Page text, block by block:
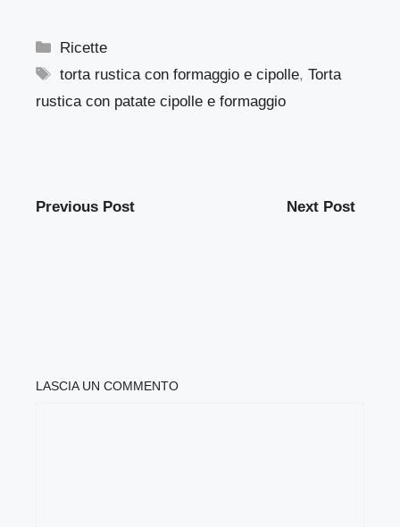
Categorie
Ricette
Tag
torta rustica con formaggio e cipolle,Torta
rustica con patate cipolle e formaggio
Previous Post Next Post
LASCIA UN COMMENTO